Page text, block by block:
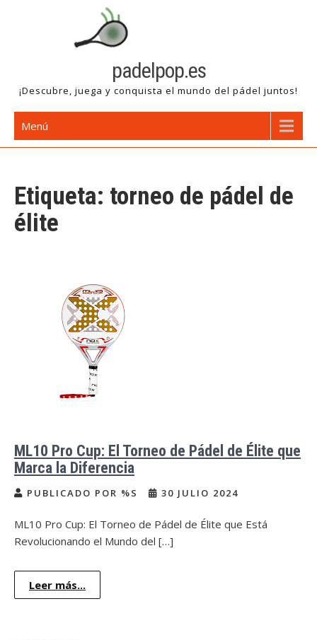
padelpop.es
¡Descubre, juega y conquista el mundo del pádel juntos!
Menú
Etiqueta: torneo de pádel de
élite
ML10 Pro Cup: El Torneo de Pádel de Élite que
Marca la Diferencia
PUBLICADO POR %S 30 JULIO 2024
ML10 Pro Cup: El Torneo de Pádel de Élite que Está
Revolucionando el Mundo del […]
Leer más...